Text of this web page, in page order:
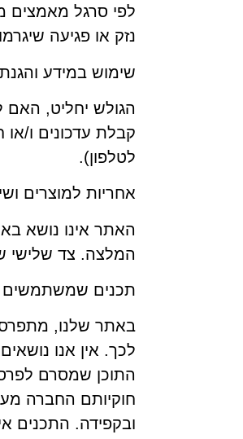
לפי סרגל מאמצים
נזק או פגיעה
שימוש במידע
הגולש יחליט,
קבלת עדכונים ו/
לטלפון).
אחריות למוצרים
האתר אינו נושא
המלצה. צד שלישי
תכנים שמשתמשים
באתר שלנו,
לכך. אין אנו
התוכן שמסרם
חוקיותם החברה
ובקפידה. התכנים